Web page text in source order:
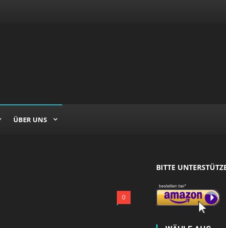
ÜBER UNS
0
BITTE